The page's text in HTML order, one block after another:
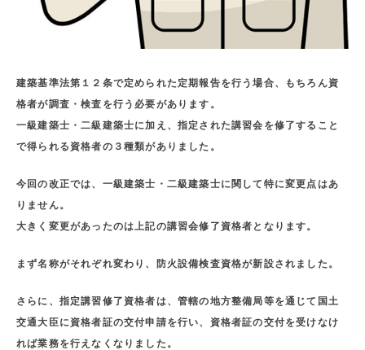
建築基準法第１２条で定められた定期報告を行う場合、もちろん資
格者が調査・検査を行う必要があります。
一級建築士・二級建築士に加え、指定された講習会を修了すること
で得られる資格者の３種類がありました。
今回の改正では、一級建築士・二級建築士に関して特に変更点はあ
りません。
大きく変更があったのは上記の講習会修了資格者となります。
まず名称がそれぞれ変わり、防火設備検査資格が新設されました。
さらに、指定講習修了資格者は、管轄の地方整備局等を通じて国土
交通大臣に資格者証の交付申請を行い、資格者証の交付を受けなけ
れば業務を行えなくなりました。